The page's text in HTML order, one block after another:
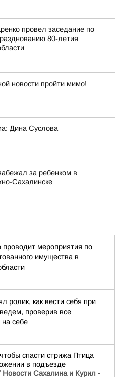
провел заседание по
80-летия
новости пройти мимо!
Дина Суслова
за ребенком в
Сахалинске
проводит мероприятия по
имущества в
ролик, как вести себя при
проверив все
себе
спасти стрижа Птица
в подъезде
Новости Сахалина и Курил -